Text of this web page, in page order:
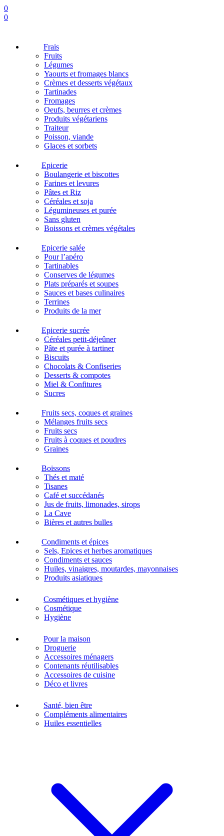
0
0
Frais
Fruits
Légumes
Yaourts et fromages blancs
Crèmes et desserts végétaux
Tartinades
Fromages
Oeufs, beurres et crèmes
Produits végétariens
Traiteur
Poisson, viande
Glaces et sorbets
Epicerie
Boulangerie et biscottes
Farines et levures
Pâtes et Riz
Céréales et soja
Légumineuses et purée
Sans gluten
Boissons et crèmes végétales
Epicerie salée
Pour l’apéro
Tartinables
Conserves de légumes
Plats préparés et soupes
Sauces et bases culinaires
Terrines
Produits de la mer
Epicerie sucrée
Céréales petit-déjeûner
Pâte et purée à tartiner
Biscuits
Chocolats & Confiseries
Desserts & compotes
Miel & Confitures
Sucres
Fruits secs, coques et graines
Mélanges fruits secs
Fruits secs
Fruits à coques et poudres
Graines
Boissons
Thés et maté
Tisanes
Café et succédanés
Jus de fruits, limonades, sirops
La Cave
Bières et autres bulles
Condiments et épices
Sels, Epices et herbes aromatiques
Condiments et sauces
Huiles, vinaigres, moutardes, mayonnaises
Produits asiatiques
Cosmétiques et hygiène
Cosmétique
Hygiène
Pour la maison
Droguerie
Accessoires ménagers
Contenants réutilisables
Accessoires de cuisine
Déco et livres
Santé, bien être
Compléments alimentaires
Huiles essentielles